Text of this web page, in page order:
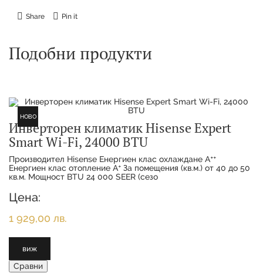
Share Pin it
Подобни продукти
НОВО
Инверторен климатик Hisense Expert
Smart Wi-Fi, 24000 BTU
Производител Hisense Енергиен клас охлаждане Aᐩᐩ
Енергиен клас отопление Aᐩ За помещения (кв.м.) от 40 до 50
кв.м. Мощност BTU 24 000 SEER (сезо
Цена:
1 929,00 лв.
виж
Сравни